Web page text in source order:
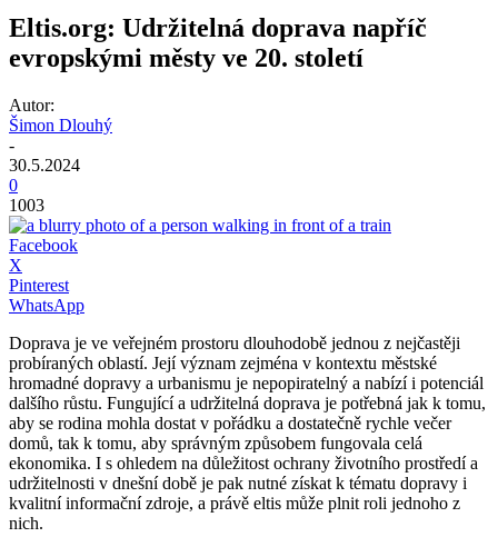
Eltis.org: Udržitelná doprava napříč
evropskými městy ve 20. století
Autor:
Šimon Dlouhý
-
30.5.2024
0
1003
Facebook
X
Pinterest
WhatsApp
Doprava je ve veřejném prostoru dlouhodobě jednou z nejčastěji
probíraných oblastí. Její význam zejména v kontextu městské
hromadné dopravy a urbanismu je nepopiratelný a nabízí i potenciál
dalšího růstu. Fungující a udržitelná doprava je potřebná jak k tomu,
aby se rodina mohla dostat v pořádku a dostatečně rychle večer
domů, tak k tomu, aby správným způsobem fungovala celá
ekonomika. I s ohledem na důležitost ochrany životního prostředí a
udržitelnosti v dnešní době je pak nutné získat k tématu dopravy i
kvalitní informační zdroje, a právě eltis může plnit roli jednoho z
nich.